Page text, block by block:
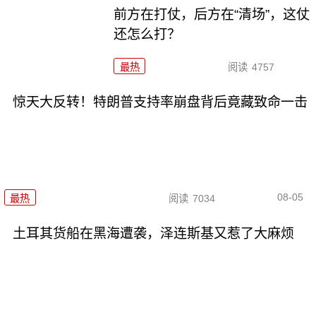
前方在打仗，后方在“清场”，这仗
还怎么打？
最热 阅读 4757
惊天大反转！特朗普支持率崩盘背后竟藏致命一击
最热 阅读 7034 08-05
土耳其货船在黑海遭袭，泽连斯基又惹了大麻烦